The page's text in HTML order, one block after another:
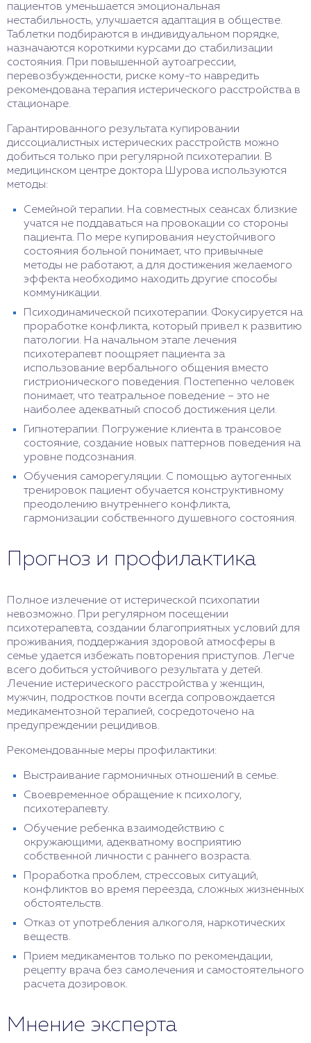
пациентов уменьшается эмоциональная
нестабильность, улучшается адаптация в обществе.
Таблетки подбираются в индивидуальном порядке,
назначаются короткими курсами до стабилизации
состояния. При повышенной аутоагрессии,
перевозбужденности, риске кому-то навредить
рекомендована терапия истерического расстройства в
стационаре.
Гарантированного результата купировании
диссоциалистных истерических расстройств можно
добиться только при регулярной психотерапии. В
медицинском центре доктора Шурова используются
методы:
Семейной терапии. На совместных сеансах близкие
учатся не поддаваться на провокации со стороны
пациента. По мере купирования неустойчивого
состояния больной понимает, что привычные
методы не работают, а для достижения желаемого
эффекта необходимо находить другие способы
коммуникации.
Психодинамической психотерапии. Фокусируется на
проработке конфликта, который привел к развитию
патологии. На начальном этапе лечения
психотерапевт поощряет пациента за
использование вербального общения вместо
гистрионического поведения. Постепенно человек
понимает, что театральное поведение – это не
наиболее адекватный способ достижения цели.
Гипнотерапии. Погружение клиента в трансовое
состояние, создание новых паттернов поведения на
уровне подсознания.
Обучения саморегуляции. С помощью аутогенных
тренировок пациент обучается конструктивному
преодолению внутреннего конфликта,
гармонизации собственного душевного состояния.
Прогноз и профилактика
Полное излечение от истерической психопатии
невозможно. При регулярном посещении
психотерапевта, создании благоприятных условий для
проживания, поддержания здоровой атмосферы в
семье удается избежать повторения приступов. Легче
всего добиться устойчивого результата у детей.
Лечение истерического расстройства у женщин,
мужчин, подростков почти всегда сопровождается
медикаментозной терапией, сосредоточено на
предупреждении рецидивов.
Рекомендованные меры профилактики:
Выстраивание гармоничных отношений в семье.
Своевременное обращение к психологу,
психотерапевту.
Обучение ребенка взаимодействию с
окружающими, адекватному восприятию
собственной личности с раннего возраста.
Проработка проблем, стрессовых ситуаций,
конфликтов во время переезда, сложных жизненных
обстоятельств.
Отказ от употребления алкоголя, наркотических
веществ.
Прием медикаментов только по рекомендации,
рецепту врача без самолечения и самостоятельного
расчета дозировок.
Мнение эксперта